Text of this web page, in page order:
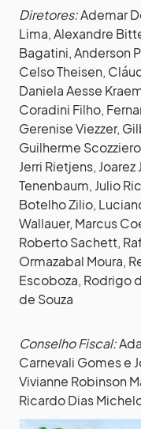
Diretores:Ademar
Lima, Alexandre
Bagatini, Anderson
Celso Theisen,
Daniela Aesse
Coradini Filho,
Gerenise Viezzer,
Guilherme
Jerri Rietjens,
Tenenbaum, Julio
Botelho Zilio,
Wallauer, Marcus
Roberto Sachett,
Ormazabal Moura,
Escoboza, Rodrigo
de Souza
Conselho Fiscal:
Carnevali Gomes e
Vivianne Robinson
Ricardo Dias